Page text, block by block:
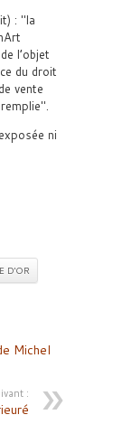
:
la
l’objet
du droit
vente
.
ni
D'OR
Michel
: